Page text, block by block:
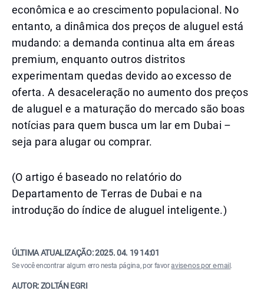
econômica e ao crescimento populacional. No
entanto, a dinâmica dos preços de aluguel está
mudando: a demanda continua alta em áreas
premium, enquanto outros distritos
experimentam quedas devido ao excesso de
oferta. A desaceleração no aumento dos preços
de aluguel e a maturação do mercado são boas
notícias para quem busca um lar em Dubai –
seja para alugar ou comprar.
(O artigo é baseado no relatório do
Departamento de Terras de Dubai e na
introdução do índice de aluguel inteligente.)
ÚLTIMA ATUALIZAÇÃO:2025. 04. 19 14:01
Se você encontrar algum erro nesta página, por favoravise-nos por e-mail .
AUTOR: ZOLTÁN EGRI